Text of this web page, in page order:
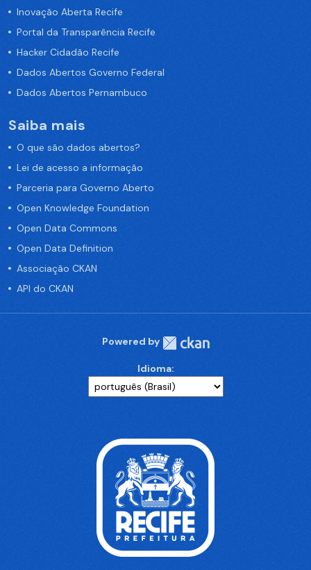
Inovação Aberta Recife
Portal da Transparência Recife
Hacker Cidadão Recife
Dados Abertos Governo Federal
Dados Abertos Pernambuco
Saiba mais
O que são dados abertos?
Lei de acesso a informação
Parceria para Governo Aberto
Open Knowledge Foundation
Open Data Commons
Open Data Definition
Associação CKAN
API do CKAN
Powered by
Idioma